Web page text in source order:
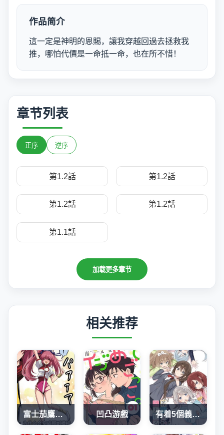
作品简介
這一定是神明的恩賜，讓我穿越回過去拯救我
推，哪怕代價是一命抵一命，也在所不惜！
章节列表
正序 逆序
第1.2話 第1.2話
第1.2話 第1.2話
第1.1話
加载更多章节
相关推荐
富士茄鷹老師的推特短篇 凹凸游戲 有着5個義妹的我